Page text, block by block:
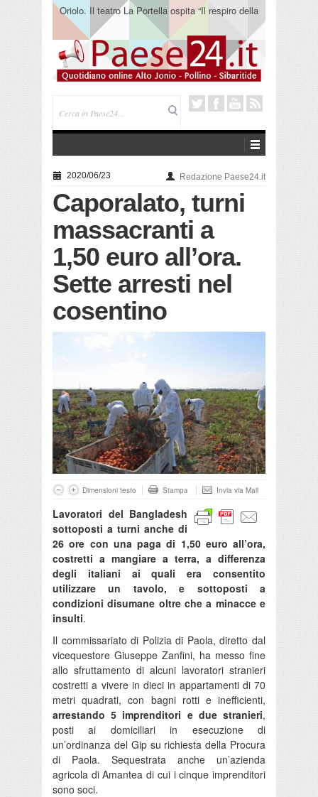
Oriolo. Il teatro La Portella ospita “Il respiro della
terra” del collettivo 365
2020/06/23 Redazione Paese24.it
Caporalato, turni
massacranti a
1,50 euro all’ora.
Sette arresti nel
cosentino
Dimensioni testo Stampa Invia via Mail
Lavoratori del Bangladesh
sottoposti a turni anche di
26 ore con una paga di 1,50 euro all’ora,
costretti a mangiare a terra, a differenza
degli italiani ai quali era consentito
utilizzare un tavolo, e sottoposti a
condizioni disumane oltre che a minacce e
insulti.
Il commissariato di Polizia di Paola, diretto dal
vicequestore Giuseppe Zanfini, ha messo fine
allo sfruttamento di alcuni lavoratori stranieri
costretti a vivere in dieci in appartamenti di 70
metri quadrati, con bagni rotti e inefficienti,
arrestando 5 imprenditori e due stranieri,
posti ai domiciliari in esecuzione di
un’ordinanza del Gip su richiesta della Procura
di Paola. Sequestrata anche un’azienda
agricola di Amantea di cui i cinque imprenditori
sono soci.